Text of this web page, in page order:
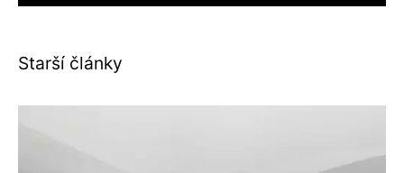
Starší články